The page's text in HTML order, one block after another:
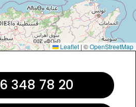
Leaflet | ©OpenStreetMap
348 78 20